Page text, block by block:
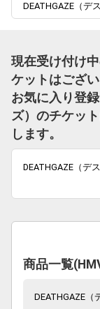
DEATHGAZE（デ
現在受け付け
ケットはござい
お気に入り登
ズ）のチケッ
します。
DEATHGAZE（デ
商品一覧
DEATHGAZE（